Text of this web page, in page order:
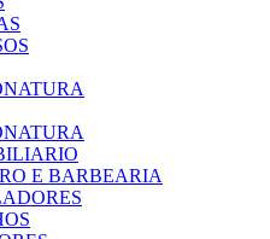
E BARBEARIA